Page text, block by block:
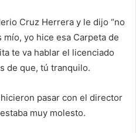
Cruz Herrera y le dijo “no
yo hice esa Carpeta de
te va hablar el licenciado
de que, tú tranquilo.
pasar con el director
muy molesto.